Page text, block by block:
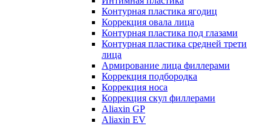
Контурная пластика ягодиц
Коррекция овала лица
Контурная пластика под глазами
Контурная пластика средней трети
лица
Армирование лица филлерами
Коррекция подбородка
Коррекция носа
Коррекция скул филлерами
Aliaxin GP
Aliaxin EV